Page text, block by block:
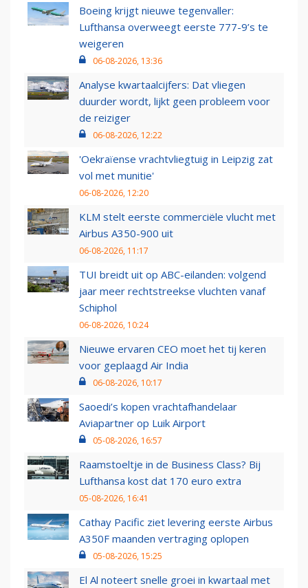
Boeing krijgt nieuwe tegenvaller:
Lufthansa overweegt eerste 777-9’s te
weigeren
06-08-2026, 13:36
Analyse kwartaalcijfers: Dat vliegen
duurder wordt, lijkt geen probleem voor
de reiziger
06-08-2026, 12:22
'Oekraïense vrachtvliegtuig in Leipzig zat
vol met munitie'
06-08-2026, 12:20
KLM stelt eerste commerciële vlucht met
Airbus A350-900 uit
06-08-2026, 11:17
TUI breidt uit op ABC-eilanden: volgend
jaar meer rechtstreekse vluchten vanaf
Schiphol
06-08-2026, 10:24
Nieuwe ervaren CEO moet het tij keren
voor geplaagd Air India
06-08-2026, 10:17
Saoedi’s kopen vrachtafhandelaar
Aviapartner op Luik Airport
05-08-2026, 16:57
Raamstoeltje in de Business Class? Bij
Lufthansa kost dat 170 euro extra
05-08-2026, 16:41
Cathay Pacific ziet levering eerste Airbus
A350F maanden vertraging oplopen
05-08-2026, 15:25
El Al noteert snelle groei in kwartaal met